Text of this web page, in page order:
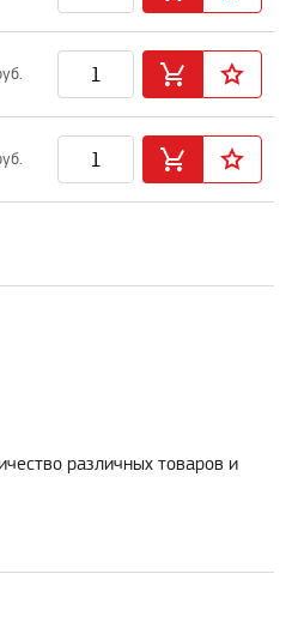
различных товаров и